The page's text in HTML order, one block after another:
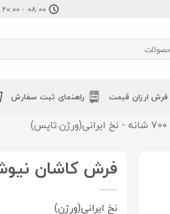
08:00 - 20:00
فرش ارزان قیمت راهنمای ثبت سفارش
فرش کاشان نیوشا ۷۰۰ شانه
نخ ایرانی(ورژن)